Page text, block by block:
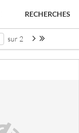
RECHERCHES
sur 2 Page suivante : 1/2